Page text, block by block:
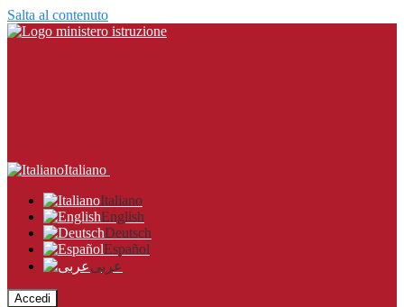
Salta al contenuto
Italiano
Italiano
English
Deutsch
Español
عربى
Accedi